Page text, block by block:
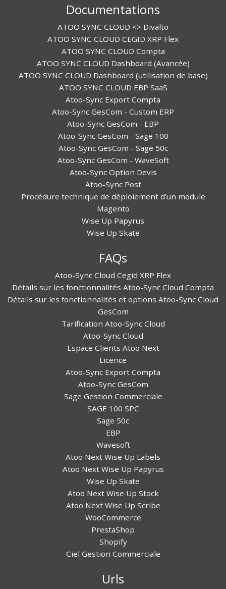
Documentations
ATOO SYNC CLOUD <> Divalto
ATOO SYNC CLOUD CEGID XRP Flex
ATOO SYNC CLOUD Compta
ATOO SYNC CLOUD Dashboard (Avancée)
ATOO SYNC CLOUD Dashboard (utilisation de base)
ATOO SYNC CLOUD EBP SaaS
Atoo-Sync Export Compta
Atoo-Sync GesCom - Custom ERP
Atoo-Sync GesCom - EBP
Atoo-Sync GesCom - Sage 100
Atoo-Sync GesCom - Sage 50c
Atoo-Sync GesCom - WaveSoft
Atoo-Sync Option Devis
Atoo-Sync Post
Procédure technique de déploiement d'un module
Magento
Wise Up Papyrus
Wise Up Skate
FAQs
Atoo-Sync Cloud Cegid XRP Flex
Détails sur les fonctionnalités Atoo-Sync Cloud Compta
Détails sur les fonctionnalités et options Atoo-Sync Cloud
GesCom
Tarification Atoo-Sync Cloud
Atoo-Sync Cloud
Espace Clients Atoo Next
Licence
Atoo-Sync Export Compta
Atoo-Sync GesCom
Sage Gestion Commerciale
SAGE 100 SPC
Sage 50c
EBP
Wavesoft
Atoo Next Wise Up Labels
Atoo Next Wise Up Papyrus
Wise Up Skate
Atoo Next Wise Up Stock
Atoo Next Wise Up Scribe
WooCommerce
PrestaShop
Shopify
Ciel Gestion Commerciale
Urls